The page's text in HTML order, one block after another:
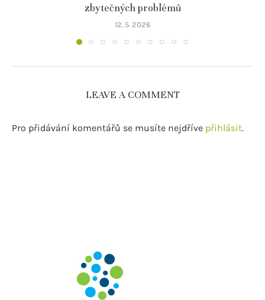
zbytečných problémů
12. 5. 2026
LEAVE A COMMENT
Pro přidávání komentářů se musíte nejdříve přihlásit.